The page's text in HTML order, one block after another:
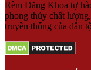
Rèm Đăng Khoa tự
phong thủy chất
truyền thống của dân